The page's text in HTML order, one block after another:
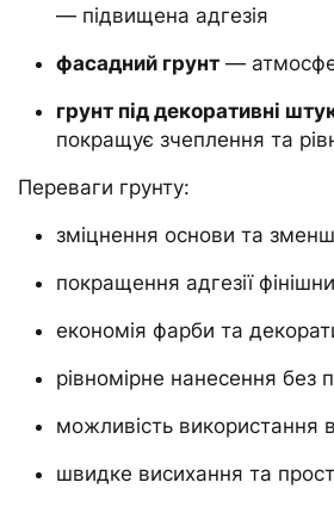
— підвищена адгезія
фасадний грунт —
грунт під декоративні
покращує зчеплення та
Переваги грунту:
зміцнення основи та
покращення адгезії
економія фарби та
рівномірне нанесення без
можливість використання
швидке висихання та